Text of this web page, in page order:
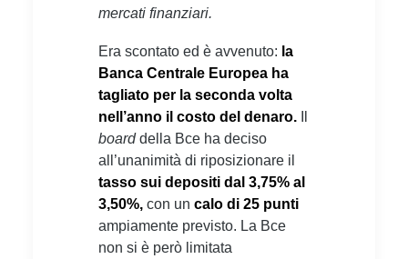
mercati finanziari.
Era scontato ed è avvenuto: la
Banca Centrale Europea ha
tagliato per la seconda volta
nell’anno il costo del denaro.
boarddella Bce ha deciso
all’unanimità di riposizionare il
tasso sui depositi dal 3,75% al
3,50%, con un calo di 25 punti
ampiamente previsto. La Bce
non si è però limitata